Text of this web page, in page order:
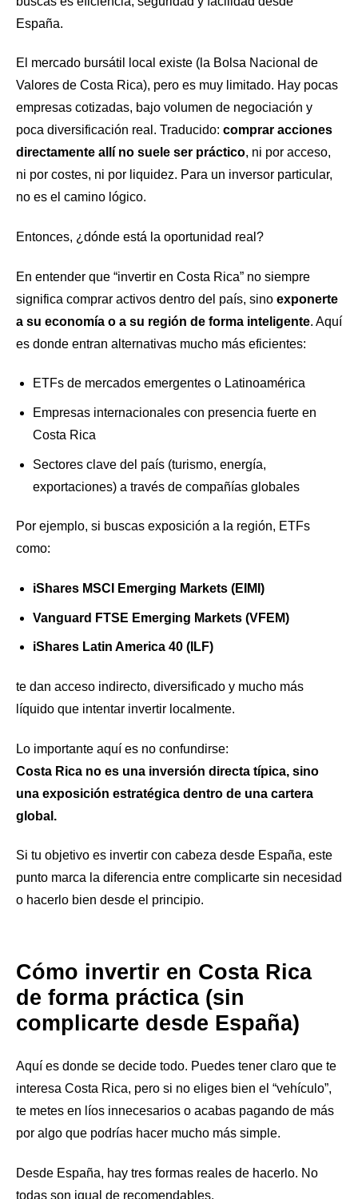
España.
El mercado bursátil local existe (la Bolsa Nacional de
Valores de Costa Rica), pero es muy limitado. Hay pocas
empresas cotizadas, bajo volumen de negociación y
poca diversificación real. Traducido: comprar acciones
directamente allí no suele ser práctico, ni por acceso,
ni por costes, ni por liquidez. Para un inversor particular,
no es el camino lógico.
Entonces, ¿dónde está la oportunidad real?
En entender que “invertir en Costa Rica” no siempre
significa comprar activos dentro del país, sino exponerte
a su economía o a su región de forma inteligente. Aquí
es donde entran alternativas mucho más eficientes:
ETFs de mercados emergentes o Latinoamérica
Empresas internacionales con presencia fuerte en
Costa Rica
Sectores clave del país (turismo, energía,
exportaciones) a través de compañías globales
Por ejemplo, si buscas exposición a la región, ETFs
como:
iShares MSCI Emerging Markets (EIMI)
Vanguard FTSE Emerging Markets (VFEM)
iShares Latin America 40 (ILF)
te dan acceso indirecto, diversificado y mucho más
líquido que intentar invertir localmente.
Lo importante aquí es no confundirse:
Costa Rica no es una inversión directa típica, sino
una exposición estratégica dentro de una cartera
global.
Si tu objetivo es invertir con cabeza desde España, este
punto marca la diferencia entre complicarte sin necesidad
o hacerlo bien desde el principio.
Cómo invertir en Costa Rica
de forma práctica (sin
complicarte desde España)
Aquí es donde se decide todo. Puedes tener claro que te
interesa Costa Rica, pero si no eliges bien el “vehículo”,
te metes en líos innecesarios o acabas pagando de más
por algo que podrías hacer mucho más simple.
Desde España, hay tres formas reales de hacerlo. No
todas son igual de recomendables.